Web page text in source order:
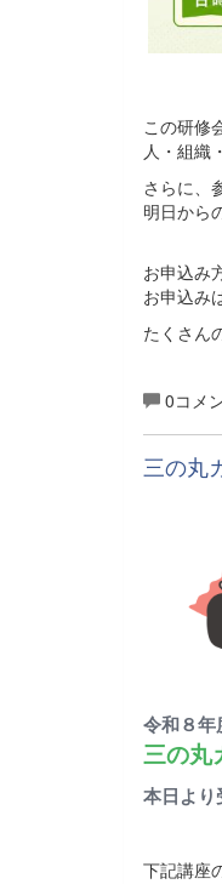
この研修
人・組織
さらに、
明日から
お申込み
お申込み
たくさん
0コメ
三の丸
令和８年
三の丸
本日より
下記講座